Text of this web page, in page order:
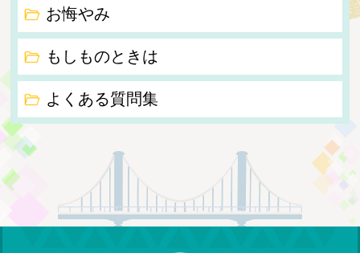
お悔やみ
もしものときは
よくある質問集